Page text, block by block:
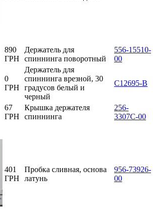
890
ГРН
Держатель для
спиннинга поворотный
556-15510-
00
0
ГРН
Держатель для
спиннинга врезной, 30
градусов белый и
черный
C12695-B
67
ГРН
Крышка держателя
спиннинга
256-
3307С-00
401
ГРН
Пробка сливная, основа
латунь
956-73926-
00